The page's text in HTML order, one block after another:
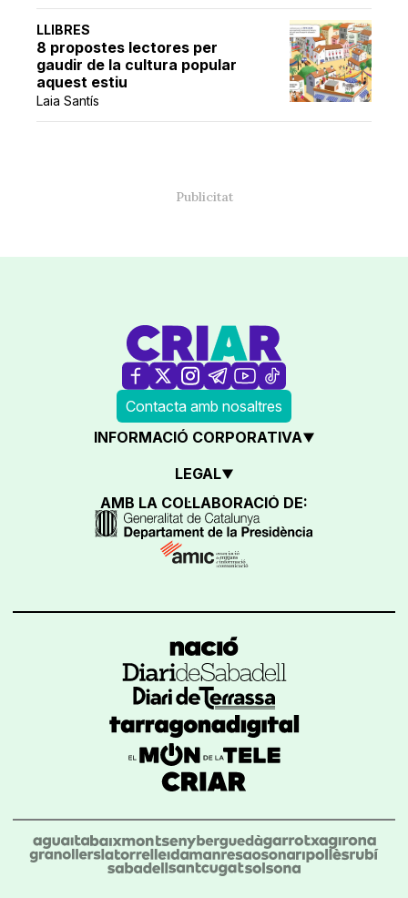
LLIBRES
8 propostes lectores per
gaudir de la cultura popular
aquest estiu
Laia Santís
Contacta amb nosaltres
INFORMACIÓ CORPORATIVA
LEGAL
AMB LA COL·LABORACIÓ DE: